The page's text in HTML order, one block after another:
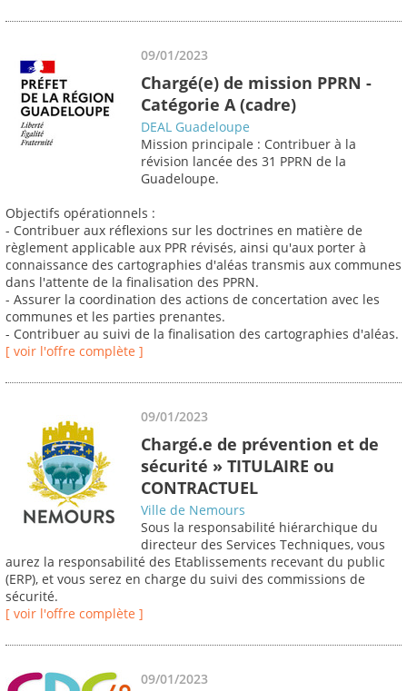
09/01/2023
Chargé(e) de mission PPRN -
Catégorie A (cadre)
DEAL Guadeloupe
Mission principale : Contribuer à la
révision lancée des 31 PPRN de la
Guadeloupe.
Objectifs opérationnels :
- Contribuer aux réflexions sur les doctrines en matière de
règlement applicable aux PPR révisés, ainsi qu'aux porter à
connaissance des cartographies d'aléas transmis aux communes
dans l'attente de la finalisation des PPRN.
- Assurer la coordination des actions de concertation avec les
communes et les parties prenantes.
- Contribuer au suivi de la finalisation des cartographies d'aléas.
[ voir l'offre complète ]
09/01/2023
Chargé.e de prévention et de
sécurité » TITULAIRE ou
CONTRACTUEL
Ville de Nemours
Sous la responsabilité hiérarchique du
directeur des Services Techniques, vous
aurez la responsabilité des Etablissements recevant du public
(ERP), et vous serez en charge du suivi des commissions de
sécurité.
[ voir l'offre complète ]
09/01/2023